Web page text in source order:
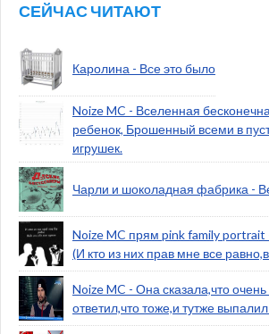
СЕЙЧАС ЧИТАЮТ
Каролина - Все это было
Noize MC - Вселенная
ребенок, Брошенный всеми в
игрушек.
Чарли и шоколадная фабрика -
Noize MC прям pink family portrait
(И кто из них прав мне все
Noize MC - Она сказала,что очень
ответил,что тоже,и тутже